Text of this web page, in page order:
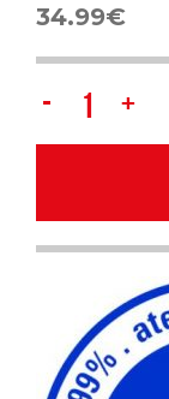
34.99€
Ateliermob
quantity